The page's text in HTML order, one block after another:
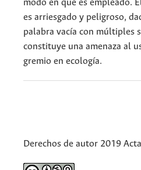
modo en que es empleado.
es arriesgado y peligroso,
palabra vacía con múltiples
constituye una amenaza al
gremio en ecología.
Derechos de autor 2019